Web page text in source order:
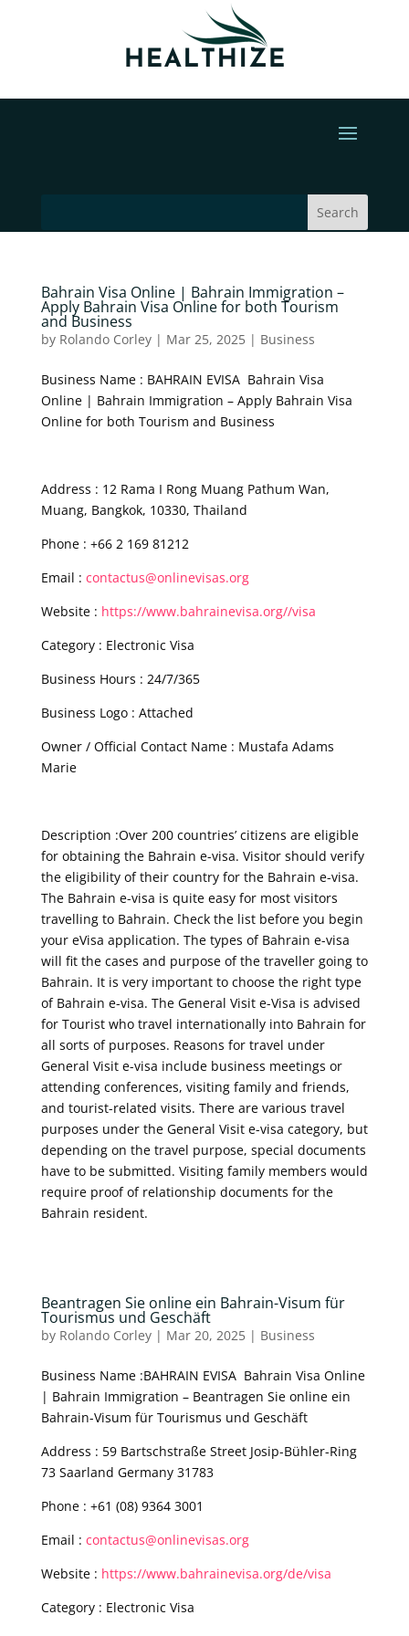
Bahrain Visa Online | Bahrain Immigration –
Apply Bahrain Visa Online for both Tourism
and Business
by Rolando Corley| Mar 25, 2025| Business
Business Name : BAHRAIN EVISA Bahrain Visa
Online | Bahrain Immigration – Apply Bahrain Visa
Online for both Tourism and Business
Address : 12 Rama I Rong Muang Pathum Wan,
Muang, Bangkok, 10330, Thailand
Phone : +66 2 169 81212
Email : contactus@onlinevisas.org
Website : https://www.bahrainevisa.org//visa
Category : Electronic Visa
Business Hours : 24/7/365
Business Logo : Attached
Owner / Official Contact Name : Mustafa Adams
Marie
Description :Over 200 countries’ citizens are eligible
for obtaining the Bahrain e-visa. Visitor should verify
the eligibility of their country for the Bahrain e-visa.
The Bahrain e-visa is quite easy for most visitors
travelling to Bahrain. Check the list before you begin
your eVisa application. The types of Bahrain e-visa
will fit the cases and purpose of the traveller going to
Bahrain. It is very important to choose the right type
of Bahrain e-visa. The General Visit e-Visa is advised
for Tourist who travel internationally into Bahrain for
all sorts of purposes. Reasons for travel under
General Visit e-visa include business meetings or
attending conferences, visiting family and friends,
and tourist-related visits. There are various travel
purposes under the General Visit e-visa category, but
depending on the travel purpose, special documents
have to be submitted. Visiting family members would
require proof of relationship documents for the
Bahrain resident.
Beantragen Sie online ein Bahrain-Visum für
Tourismus und Geschäft
by Rolando Corley| Mar 20, 2025| Business
Business Name :BAHRAIN EVISA Bahrain Visa Online
| Bahrain Immigration – Beantragen Sie online ein
Bahrain-Visum für Tourismus und Geschäft
Address : 59 Bartschstraße Street Josip-Bühler-Ring
73 Saarland Germany 31783
Phone : +61 (08) 9364 3001
Email : contactus@onlinevisas.org
Website : https://www.bahrainevisa.org/de/visa
Category : Electronic Visa